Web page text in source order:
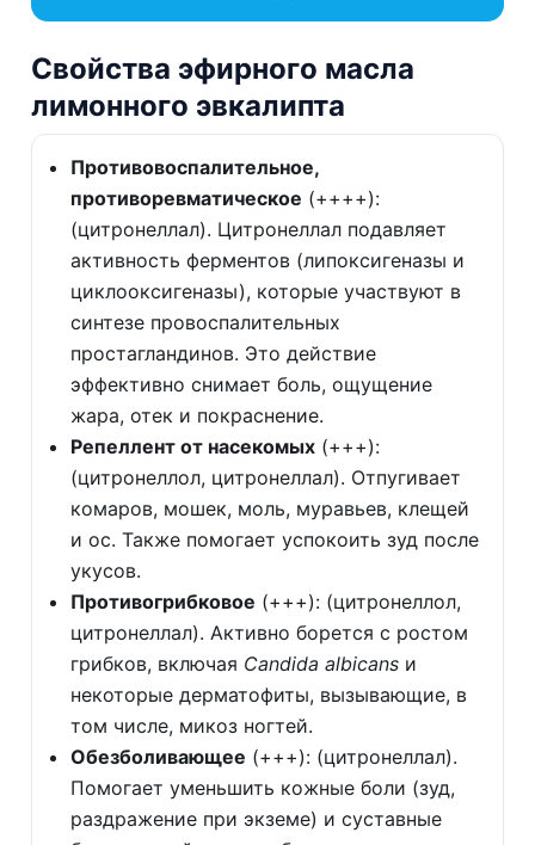
Свойства эфирного масла
лимонного эвкалипта
Противовоспалительное,
противоревматическое (++++):
(цитронеллал). Цитронеллал подавляет
активность ферментов (липоксигеназы и
циклооксигеназы), которые участвуют в
синтезе провоспалительных
простагландинов. Это действие
эффективно снимает боль, ощущение
жара, отек и покраснение.
Репеллент от насекомых (+++):
(цитронеллол, цитронеллал). Отпугивает
комаров, мошек, моль, муравьев, клещей
и ос. Также помогает успокоить зуд после
укусов.
Противогрибковое (+++): (цитронеллол,
цитронеллал). Активно борется с ростом
грибков, включая Candida albicans и
некоторые дерматофиты, вызывающие, в
том числе, микоз ногтей.
Обезболивающее (+++): (цитронеллал).
Помогает уменьшить кожные боли (зуд,
раздражение при экземе) и суставные